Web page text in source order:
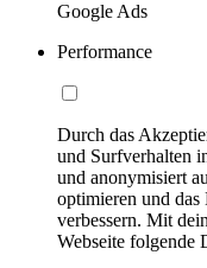
Google Ads
Performance
Durch das
und Surfverhalten
und anonymisiert
optimieren und das
verbessern. Mit
Webseite folgende